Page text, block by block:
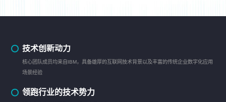
技术创新动力
核心团队成员均来自IBM，具备雄厚的互联网技术背景以及丰富的传统企业数字化应用
场景经验
领跑行业的技术势力